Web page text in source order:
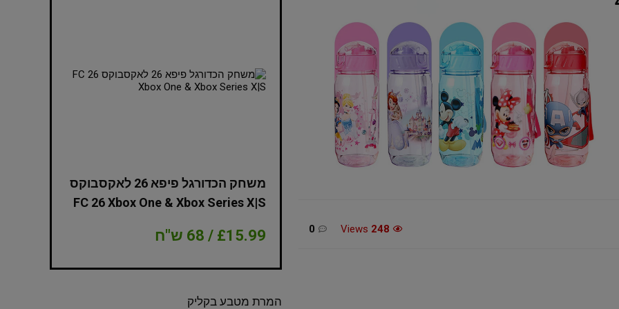
248
0
משחק הכדורגל פיפא 26 לאקסבוקס
FC 26 Xbox One & Xbox Series X|S
£15.99 / 68 ש"ח
המרת מטבע בקליק